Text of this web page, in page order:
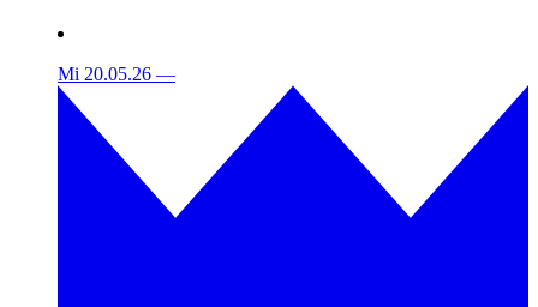
Mi 20.05.26 —